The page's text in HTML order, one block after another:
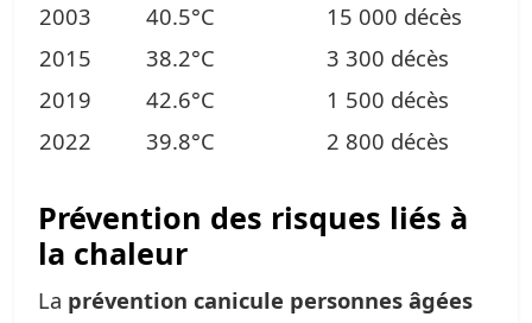
2003
40.5°C
15 000 décès
2015
38.2°C
3 300 décès
2019
42.6°C
1 500 décès
2022
39.8°C 2 800 décès
Prévention des risques liés à
la chaleur
La prévention canicule personnes âgées